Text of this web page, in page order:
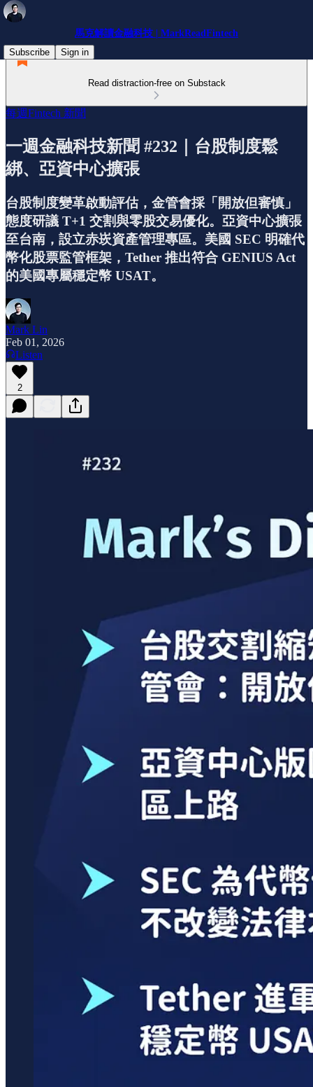
馬克解讀金融科技 | MarkReadFintech
Subscribe
Sign in
Read distraction-free on Substack
每週Fintech 新聞
一週金融科技新聞 #232｜台股制度鬆
綁、亞資中心擴張
台股制度變革啟動評估，金管會採「開放但審慎」
態度研議 T+1 交割與零股交易優化。亞資中心擴張
至台南，設立赤崁資產管理專區。美國 SEC 明確代
幣化股票監管框架，Tether 推出符合 GENIUS Act
的美國專屬穩定幣 USAT。
Mark Lin
Feb 01, 2026
Listen
2